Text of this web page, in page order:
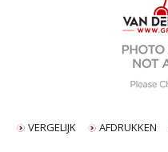
VERGELIJK AFDRUKKEN